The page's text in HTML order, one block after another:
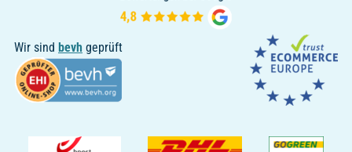
Wir sind bevh geprüft